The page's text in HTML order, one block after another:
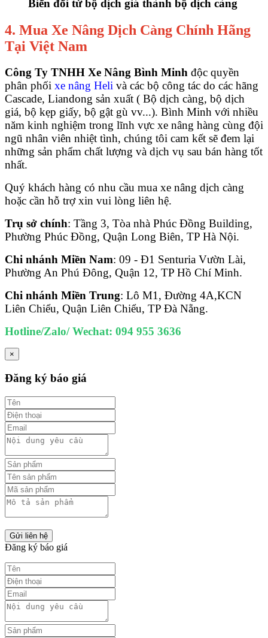
Biến đổi từ bộ dịch giá thành bộ dịch càng
4. Mua Xe Nâng Dịch Càng Chính Hãng
Tại Việt Nam
Công Ty TNHH Xe Nâng Bình Minh độc quyền
phân phối xe nâng Heli và các bộ công tác do các hãng
Cascade, Liandong sản xuất ( Bộ dịch càng, bộ dịch
giá, bộ kẹp giấy, bộ gật gù vv...). Bình Minh với nhiều
năm kinh nghiệm trong lĩnh vực xe nâng hàng cùng đội
ngũ nhân viên nhiệt tình, chúng tôi cam kết sẽ đem lại
những sản phẩm chất lượng và dịch vụ sau bán hàng tốt
nhất.
Quý khách hàng có nhu cầu mua xe nâng dịch càng
hoặc cần hỗ trợ xin vui lòng liên hệ.
Trụ sở chính: Tầng 3, Tòa nhà Phúc Đồng Building,
Phường Phúc Đồng, Quận Long Biên, TP Hà Nội.
Chi nhánh Miền Nam: 09 - Đ1 Senturia Vườn Lài,
Phường An Phú Đông, Quận 12, TP Hồ Chí Minh.
Chi nhánh Miền Trung: Lô M1, Đường 4A,KCN
Liên Chiểu, Quận Liên Chiểu, TP Đà Nẵng.
Hotline/Zalo/ Wechat: 094 955 3636
×
Đăng ký báo giá
Gửi liên hệ
Đăng ký báo giá